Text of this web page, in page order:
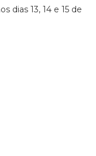
dias 13, 14 e 15 de